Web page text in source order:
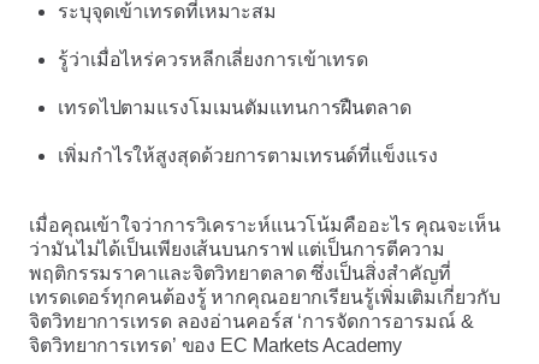
ระบุจุดเข้าเทรดที่เหมาะสม
รู้ว่าเมื่อไหร่ควรหลีกเลี่ยงการเข้าเทรด
เทรดไปตามแรงโมเมนตัมแทนการฝืนตลาด
เพิ่มกำไรให้สูงสุดด้วยการตามเทรนด์ที่แข็งแรง
เมื่อคุณเข้าใจว่าการวิเคราะห์แนวโน้มคืออะไร คุณจะเห็น
ว่ามันไม่ได้เป็นเพียงเส้นบนกราฟ แต่เป็นการตีความ
พฤติกรรมราคาและจิตวิทยาตลาด ซึ่งเป็นสิ่งสำคัญที่
เทรดเดอร์ทุกคนต้องรู้ หากคุณอยากเรียนรู้เพิ่มเติมเกี่ยวกับ
จิตวิทยาการเทรด ลองอ่านคอร์ส ‘การจัดการอารมณ์ &
จิตวิทยาการเทรด’ ของ EC Markets Academy